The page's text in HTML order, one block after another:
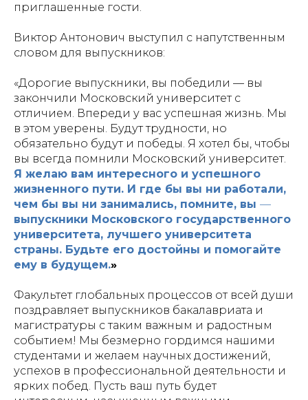
приглашенные гости.
Виктор Антонович выступил с напутственным
словом для выпускников:
«Дорогие выпускники, вы победили — вы
закончили Московский университет с
отличием. Впереди у вас успешная жизнь. Мы
в этом уверены. Будут трудности, но
обязательно будут и победы. Я хотел бы, чтобы
вы всегда помнили Московский университет.
Я желаю вам интересного и успешного
жизненного пути. И где бы вы ни работали,
чем бы вы ни занимались, помните, вы —
выпускники Московского государственного
университета, лучшего университета
страны. Будьте его достойны и помогайте
ему в будущем.»
Факультет глобальных процессов от всей души
поздравляет выпускников бакалавриата и
магистратуры с таким важным и радостным
событием! Мы безмерно гордимся нашими
студентами и желаем научных достижений,
успехов в профессиональной деятельности и
ярких побед. Пусть ваш путь будет